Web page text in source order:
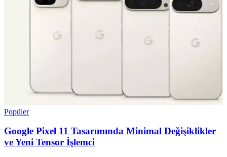
Popüler
Google Pixel 11 Tasarımında Minimal Değişiklikler
ve Yeni Tensor İşlemci